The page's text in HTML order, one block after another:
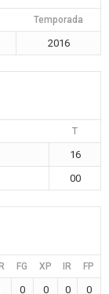
Temporada
2016
T
16
00
FG XP IR FP
0 0 0 0